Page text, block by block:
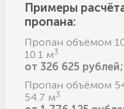
Примеры
пропана:
Пропан объёмом
10.1 м3
от 326 625 рублей;
Пропан объёмом
54.7 м3